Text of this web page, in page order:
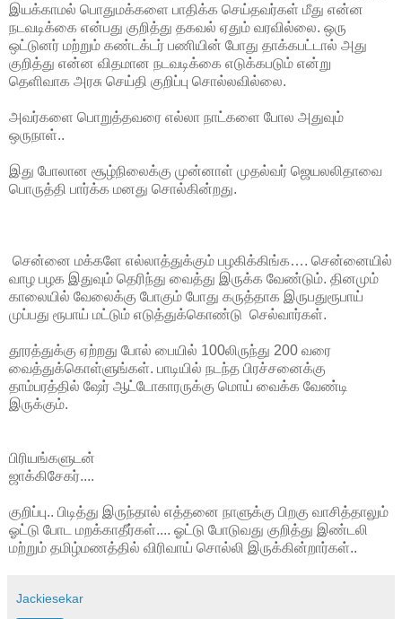
இயக்காமல் பொதுமக்களை பாதிக்க செய்தவர்கள் மீது என்ன
நடவடிக்கை என்பது குறித்து தகவல் ஏதும் வரவில்லை. ஒரு
ஒட்டுனர் மற்றும் கண்டக்டர் பணியின் போது தாக்கபட்டால் அது
குறித்து என்ன விதமான நடவடிக்கை எடுக்கபடும் என்று
தெளிவாக அரசு செய்தி குறிப்பு சொல்லவில்லை.
அவர்களை பொறுத்தவரை எல்லா நாட்களை போல அதுவும்
ஒருநாள்..
இது போலான சூழ்நிலைக்கு முன்னாள் முதல்வர் ஜெயலலிதாவை
பொருத்தி பார்க்க மனது சொல்கின்றது.
சென்னை மக்களே எல்லாத்துக்கும் பழகிக்கிங்க…. சென்னையில்
வாழ பழக இதுவும் தெரிந்து வைத்து இருக்க வேண்டும். தினமும்
காலையில் வேலைக்கு போகும் போது கருத்தாக இருபதுரூபாய்
முப்பது ரூபாய் மட்டும் எடுத்துக்கொண்டு செல்வார்கள்.
தூரத்துக்கு ஏற்றது போல் பையில் 100லிருந்து 200 வரை
வைத்துக்கொள்ளுங்கள். பாடியில் நடந்த பிரச்சனைக்கு
தாம்பரத்தில் ஷேர் ஆட்டோகாரருக்கு மொய் வைக்க வேண்டி
இருக்கும்.
பிரியங்களுடன்
ஜாக்கிசேகர்....
குறிப்பு.. பிடித்து இருந்தால் எத்தனை நாளுக்கு பிறகு வாசித்தாலும்
ஓட்டு போட மறக்காதீர்கள்.... ஓட்டு போடுவது குறித்து இண்டலி
மற்றும் தமிழ்மணத்தில் விரிவாய் சொல்லி இருக்கின்றார்கள்..
Jackiesekar